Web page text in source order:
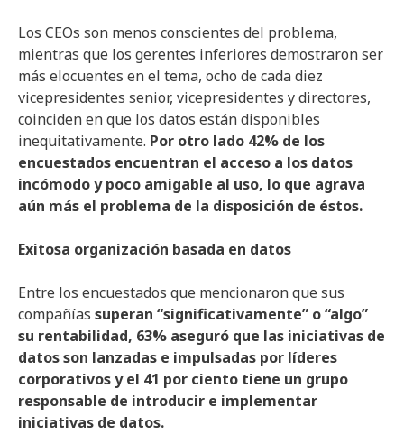
Los CEOs son menos conscientes del problema,
mientras que los gerentes inferiores demostraron ser
más elocuentes en el tema, ocho de cada diez
vicepresidentes senior, vicepresidentes y directores,
coinciden en que los datos están disponibles
inequitativamente. Por otro lado 42% de los
encuestados encuentran el acceso a los datos
incómodo y poco amigable al uso, lo que agrava
aún más el problema de la disposición de éstos.
Exitosa organización basada en datos
Entre los encuestados que mencionaron que sus
compañías superan “significativamente” o “algo”
su rentabilidad, 63% aseguró que las iniciativas de
datos son lanzadas e impulsadas por líderes
corporativos y el 41 por ciento tiene un grupo
responsable de introducir e implementar
iniciativas de datos.